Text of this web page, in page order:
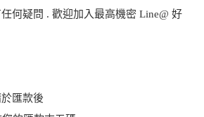
何疑問 . 歡迎加入最高機密 Line@ 好
匯款後